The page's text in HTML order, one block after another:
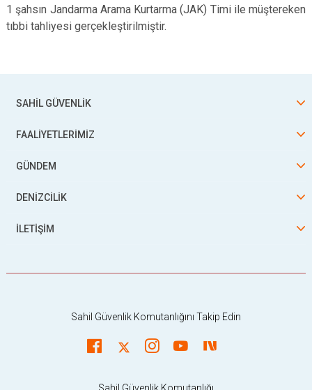
1 şahsın Jandarma Arama Kurtarma (JAK) Timi ile müştereken
tıbbi tahliyesi gerçekleştirilmiştir.
SAHİL GÜVENLİK
FAALİYETLERİMİZ
GÜNDEM
DENİZCİLİK
İLETİŞİM
Sahil Güvenlik Komutanlığını Takip Edin
Sahil Güvenlik Komutanlığı